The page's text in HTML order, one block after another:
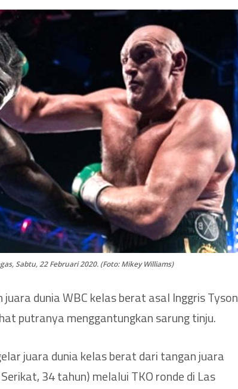
Sabtu, 22 Februari 2020. (Foto: Mikey Williams)
juara dunia WBC kelas berat asal Inggris Tyson
putranya menggantungkan sarung tinju.
juara dunia kelas berat dari tangan juara
34 tahun) melalui TKO ronde di Las